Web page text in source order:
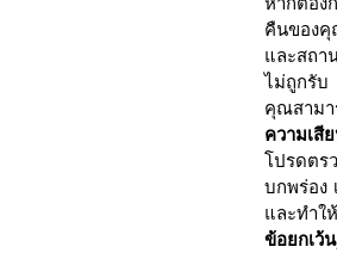
คืนของคุ
และสถา
ไม่ถูกรับ
คุณสามา
ความเสี
โปรดตร
บกพร่อง
และทำใ
ข้อยกเว้